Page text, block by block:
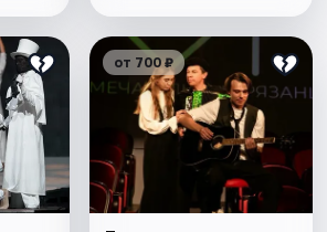
от 700 ₽